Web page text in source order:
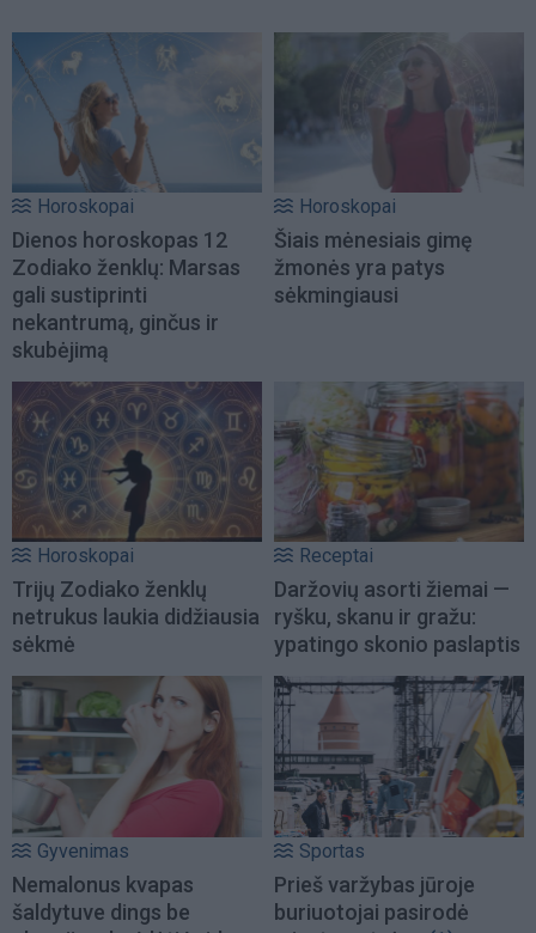
Horoskopai
Dienos horoskopas 12
Zodiako ženklų: Marsas
gali sustiprinti
nekantrumą, ginčus ir
skubėjimą
Horoskopai
Šiais mėnesiais gimę
žmonės yra patys
sėkmingiausi
Horoskopai
Trijų Zodiako ženklų
netrukus laukia didžiausia
sėkmė
Receptai
Daržovių asorti žiemai —
ryšku, skanu ir gražu:
ypatingo skonio paslaptis
Gyvenimas
Nemalonus kvapas
šaldytuve dings be
Sportas
Prieš varžybas jūroje
buriuotojai pasirodė